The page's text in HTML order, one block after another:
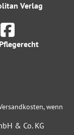
Verlag
wenn
& Co. KG